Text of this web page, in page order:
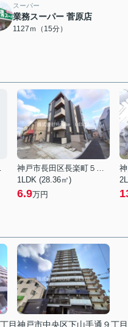
スーパー
業務スーパー 菅原店
1127ｍ（15分）
目
神戸市長田区長楽町５丁目
1LDK (28.36㎡)
6.9万円
目神戸市中央区下山手通９丁目